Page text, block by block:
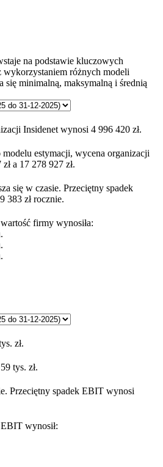
na podstawie kluczowych
różnych modeli
się minimalną, maksymalną i średnią
Insidenet wynosi 4 996 420 zł.
estymacji, wycena organizacji
a 17 278 927 zł.
się w czasie. Przeciętny spadek
383 zł rocznie.
firmy wynosiła:
zł.
tys. zł.
Przeciętny spadek EBIT wynosi
wynosił: